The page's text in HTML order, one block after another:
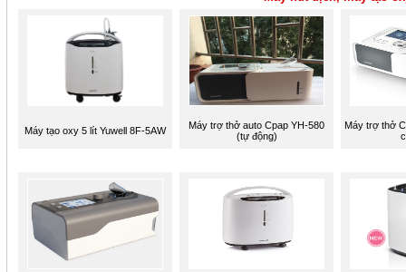
Máy tạo oxy 5 lít Yuwell 8F-5AW
Máy trợ thở auto Cpap YH-580
(tự động)
Máy trợ thở